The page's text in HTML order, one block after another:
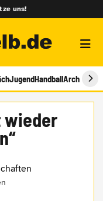
uns!
JugendHandballArchiv
wieder